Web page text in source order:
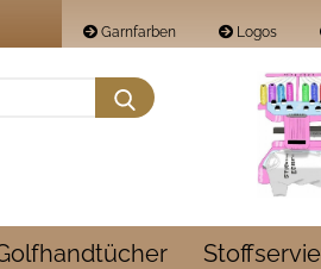
Garnfarben Logos
Suche...